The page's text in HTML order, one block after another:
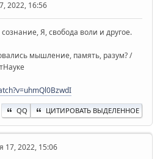
2022, 16:56
Я, свобода воли и другое.
мышление, память, разум? /
QQ ЦИТИРОВАТЬ ВЫДЕЛЕННОЕ
17, 2022, 15:06